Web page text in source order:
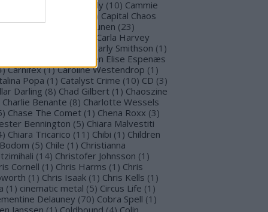
Cammie Beverly (10) Cammie
) Capital Chaos
(1) Capri (1 Capri Virkkunen (23)
Carla Harvey
Carly Smithson (1 )
Carmen Elise Espenæs
) Carnifex (1) Caroline Westendrop (1 )
Popa (1 ) Catalyst Crime (10) CD (3)
Darling (8) Chad Gilbert (1 ) Chaoszine
Charlie Benante (8) Charlotte Wessels
) Chase The Comet (1 ) Chena Roxx (3)
Bennington (5) Chiara Malvestiti
) Chiara Tricarico (11 ) Chibi (1 ) Children
(5) Chile (1 ) Christianna
(14) Christofer Johnsson (1 )
Cornell (1 ) Chris Harms (1 ) Chris
(1 ) Chris Isaak (1 ) Chris Kells (1 )
(1 ) cinematic metal (5) Circus Life (1 )
Delauney (70) Cobra Spell (1 )
Janssen (1 ) Coldbound (4) Colin